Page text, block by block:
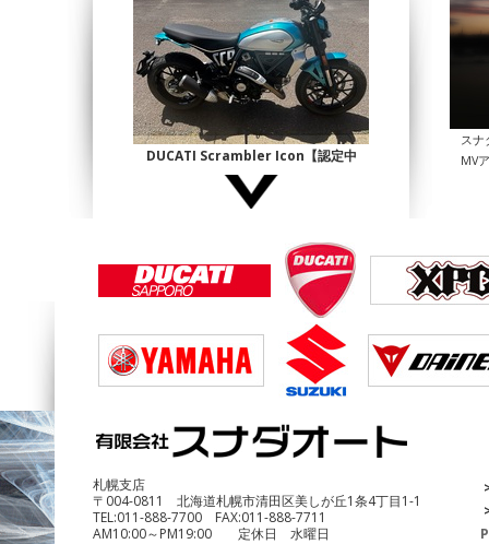
DUCATI Scrambler Icon【認定中
古】
¥1,140,000
¥690,000
スナ
MV
札幌支店
〒004-0811 北海道札幌市清田区美しが丘1条4丁目1-1
TEL:011-888-7700 FAX:011-888-7711
AM10:00～PM19:00 定休日 水曜日